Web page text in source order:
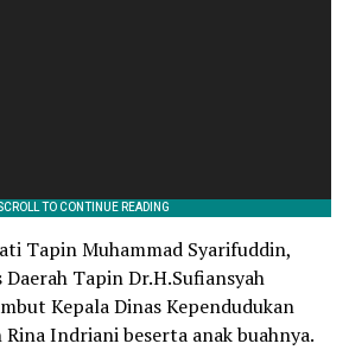
Tapin Muhammad Syarifuddin,
Tapin Dr.H.Sufiansyah
Kepala Dinas Kependudukan
Indriani beserta anak buahnya.